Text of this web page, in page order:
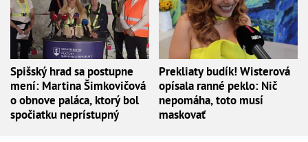
Spišský hrad sa postupne
mení: Martina Šimkovičová
o obnove paláca, ktorý bol
spočiatku neprístupný
Prekliaty budík! Wisterová
opísala ranné peklo: Nič
nepomáha, toto musí
maskovať